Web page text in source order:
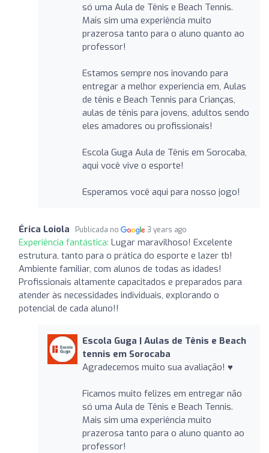
só uma Aula de Tênis e Beach Tennis.
Mais sim uma experiência muito
prazerosa tanto para o aluno quanto ao
professor!
Estamos sempre nos inovando para
entregar a melhor experiencia em, Aulas
de tênis e Beach Tennis para Crianças,
aulas de tênis para jovens, adultos sendo
eles amadores ou profissionais!
Escola Guga Aula de Tênis em Sorocaba,
aqui você vive o esporte!
Esperamos você aqui para nosso jogo!
Érica Loiola Publicada no 3 years ago
Experiência fantástica: Lugar maravilhoso! Excelente
estrutura, tanto para o prática do esporte e lazer tb!
Ambiente familiar, com alunos de todas as idades!
Profissionais altamente capacitados e preparados para
atender às necessidades individuais, explorando o
potencial de cada aluno!!
Escola Guga | Aulas de Tênis e Beach
tennis em Sorocaba
Agradecemos muito sua avaliação! ♥️
Ficamos muito felizes em entregar não
só uma Aula de Tênis e Beach Tennis.
Mais sim uma experiência muito
prazerosa tanto para o aluno quanto ao
professor!